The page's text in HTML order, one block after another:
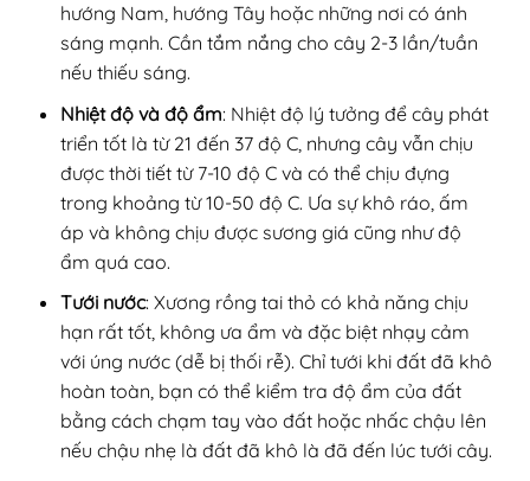
hướng Nam, hướng Tây hoặc những nơi có ánh
sáng mạnh. Cần tắm nắng cho cây 2-3 lần/tuần
nếu thiếu sáng.
Nhiệt độ và độ ẩm: Nhiệt độ lý tưởng để cây phát
triển tốt là từ 21 đến 37 độ C, nhưng cây vẫn chịu
được thời tiết từ 7-10 độ C và có thể chịu đựng
trong khoảng từ 10-50 độ C. Ưa sự khô ráo, ấm
áp và không chịu được sương giá cũng như độ
ẩm quá cao.
Tưới nước: Xương rồng tai thỏ có khả năng chịu
hạn rất tốt, không ưa ẩm và đặc biệt nhạy cảm
với úng nước (dễ bị thối rễ). Chỉ tưới khi đất đã khô
hoàn toàn, bạn có thể kiểm tra độ ẩm của đất
bằng cách chạm tay vào đất hoặc nhấc chậu lên
nếu chậu nhẹ là đất đã khô là đã đến lúc tưới cây.